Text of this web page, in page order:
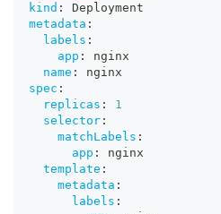
kind :
Deployment
metadata :
labels :
app :
nginx
name :
nginx
spec :
replicas :
1
selector :
matchLabels :
app :
nginx
template :
metadata :
labels :